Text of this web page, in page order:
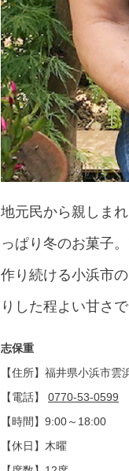
地元民から親しま
っぱり冬のお菓子
作り続ける小浜市
りした程よい甘さ
志保重
【住所】福井県小浜市雲
【電話】 0770-53-0599
【時間】9:00～18:00
【休日】木曜